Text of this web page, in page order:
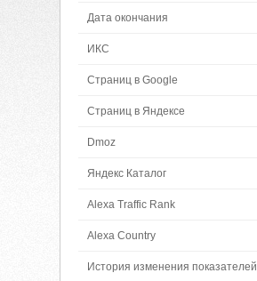
Дата окончания
ИКС
Страниц в Google
Страниц в Яндексе
Dmoz
Яндекс Каталог
Alexa Traffic Rank
Alexa Country
История изменения показателей